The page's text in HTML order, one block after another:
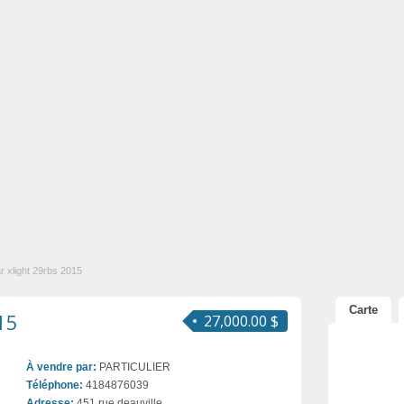
xlight 29rbs 2015
27,000.00 $
À vendre par: PARTICULIER
Téléphone: 4184876039
Carte